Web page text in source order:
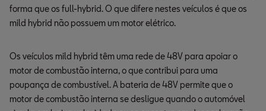
forma que os full-hybrid. O que difere nestes veículos é que os
mild hybrid não possuem um motor elétrico.
Os veículos mild hybrid têm uma rede de 48V para apoiar o
motor de combustão interna, o que contribui para uma
poupança de combustível. A bateria de 48V permite que o
motor de combustão interna se desligue quando o automóvel